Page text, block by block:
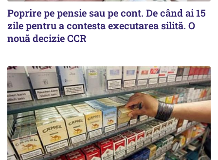
Poprire pe pensie sau pe cont. De când ai 15
zile pentru a contesta executarea silită. O
nouă decizie CCR